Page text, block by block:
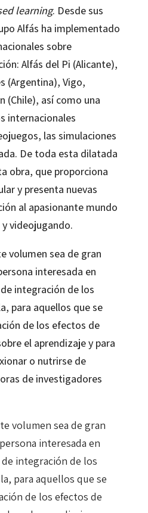
learning. Desde sus
Alfás ha implementado
sobre
Alfás del Pi (Alicante),
(Argentina), Vigo,
(Chile), así como una
internacionales
las simulaciones
De toda esta dilatada
obra, que proporciona
y presenta nuevas
al apasionante mundo
videojugando.
volumen sea de gran
interesada en
integración de los
para aquellos que se
de los efectos de
el aprendizaje y para
o nutrirse de
de investigadores
volumen sea de gran
interesada en
integración de los
para aquellos que se
de los efectos de